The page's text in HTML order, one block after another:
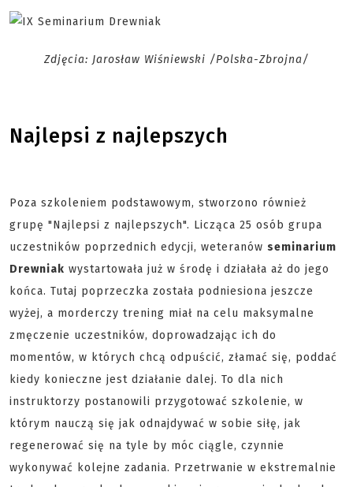
Zdjęcia: Jarosław Wiśniewski /Polska-Zbrojna/
Najlepsi z najlepszych
Poza szkoleniem podstawowym, stworzono również
grupę "Najlepsi z najlepszych". Licząca 25 osób grupa
uczestników poprzednich edycji, weteranów seminarium
Drewniak wystartowała już w środę i działała aż do jego
końca. Tutaj poprzeczka została podniesiona jeszcze
wyżej, a morderczy trening miał na celu maksymalne
zmęczenie uczestników, doprowadzając ich do
momentów, w których chcą odpuścić, złamać się, poddać
kiedy konieczne jest działanie dalej. To dla nich
instruktorzy postanowili przygotować szkolenie, w
którym nauczą się jak odnajdywać w sobie siłę, jak
regenerować się na tyle by móc ciągle, czynnie
wykonywać kolejne zadania. Przetrwanie w ekstremalnie